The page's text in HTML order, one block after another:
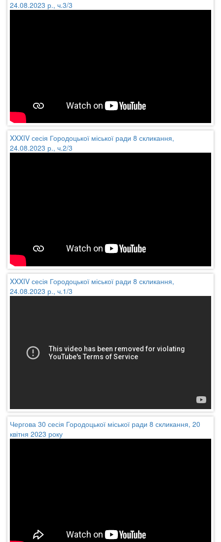
24.08.2023 р., ч.3/3
XXXIV сесія Городоцької міської ради 8 скликання,
24.08.2023 р., ч.2/3
XXXIV сесія Городоцької міської ради 8 скликання,
24.08.2023 р., ч.1/3
Чергова 30 сесія Городоцької міської ради 8 скликання, 20
квітня 2023 року